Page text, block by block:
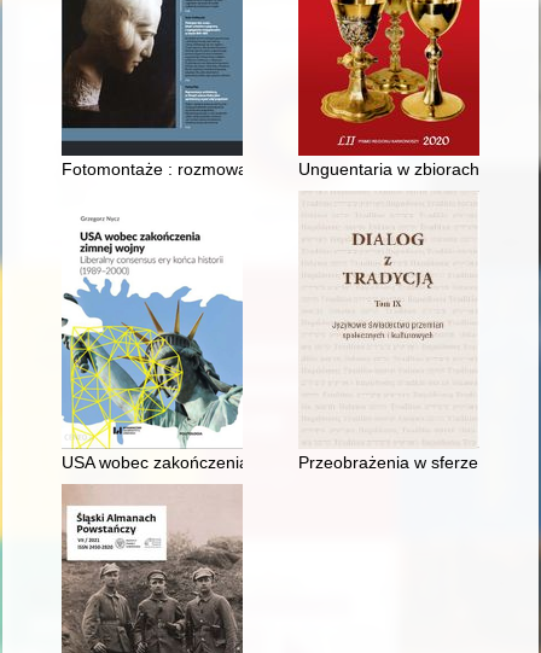
Fotomontaże : rozmowa z Piotrem Tomczykiem w 70.
Unguentaria w zbiorach
USA wobec zakończenia zimnej wojny : liberalny consensus
Przeobrażenia w sferze